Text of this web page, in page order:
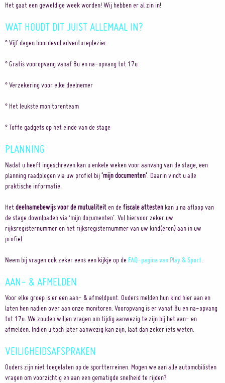
Het gaat een geweldige week worden! Wij hebben er al zin in!
WAT HOUDT DIT JUIST ALLEMAAL IN?
° Vijf dagen boordevol adventureplezier
° Gratis vooropvang vanaf 8u en na-opvang tot 17u
° Verzekering voor elke deelnemer
° Het leukste monitorenteam
° Toffe gadgets op het einde van de stage
PLANNING
Nadat u heeft ingeschreven kan u enkele weken voor aanvang van de stage, een
planning raadplegen via uw profiel bij‘mijn documenten’. Daarin vindt u alle
praktische informatie.
Hetdeelnamebewijs voor de mutualiteit en defiscale attesten kan u na afloop van
de stage downloaden via ‘mijn documenten’. Vul hiervoor zeker uw
rijksregisternummer en het rijksregisternummer van uw kind(eren) aan in uw
profiel.
Neem bij vragen ook zeker eens een kijkje op de FAQ-pagina van Play & Sport.
AAN- & AFMELDEN
Voor elke groep is er een aan- & afmeldpunt. Ouders melden hun kind hier aan en
laten hen nadien over aan onze monitoren. Vooropvang is er vanaf 8u en na-opvang
tot 17u. We zouden willen vragen om tijdig aanwezig te zijn bij het aan- en
afmelden. Indien u toch later aanwezig kan zijn, laat dan zeker iets weten.
VEILIGHEIDSAFSPRAKEN
Ouders zijn niet toegelaten op de sportterreinen. Mogen we aan alle automobilisten
vragen om voorzichtig en aan een gematigde snelheid te rijden?